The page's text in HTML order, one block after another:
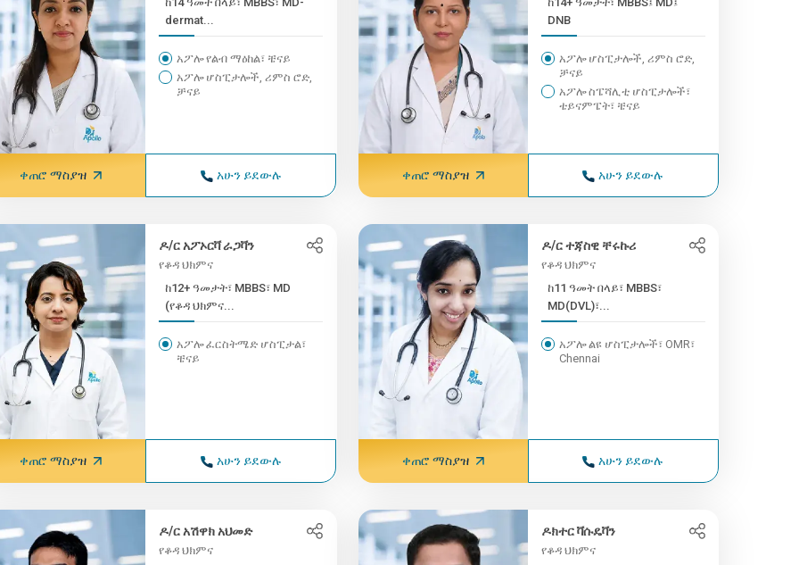
dermat...
አፖሎ የልብ ማዕከል፣ ቼናይ
አፖሎ ሆስፒታሎች, ሪምስ ሮድ,
ቻናይ
ቀጠሮ ማስያዝ አሁን ይደውሉ
DNB
አፖሎ ሆስፒታሎች, ሪምስ ሮድ,
ቻናይ
አፖሎ ስፔሻሊቲ ሆስፒታሎች፣
ቴይናምፔት፣ ቼናይ
ቀጠሮ ማስያዝ አሁን ይደውሉ
ዶ/ር አፖኦርቫ ራጋቫን
የቆዳ ህክምና
ከ12+ ዓመታት፣ MBBS፣ MD
(የቆዳ ህክምና...
አፖሎ ፈርስትሜድ ሆስፒታል፣
ቼናይ
ቀጠሮ ማስያዝ አሁን ይደውሉ
ዶ/ር ተጃስዊ ቸሩኩሪ
የቆዳ ህክምና
ከ11 ዓመት በላይ፣ MBBS፣
MD(DVL)፣...
አፖሎ ልዩ ሆስፒታሎች፣ OMR፣
Chennai
ቀጠሮ ማስያዝ አሁን ይደውሉ
ዶ/ር አሽዋክ አህመድ
የቆዳ ህክምና
ዶክተር ቫሱዴቫን
የቆዳ ህክምና